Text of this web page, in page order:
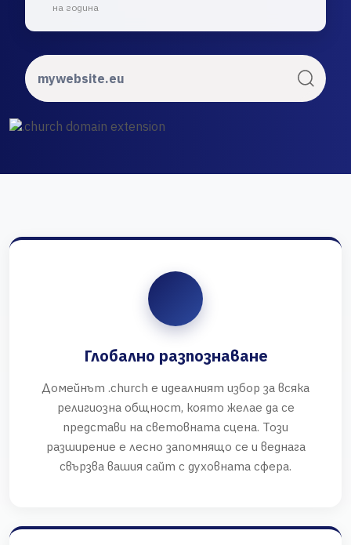
на година
Глобално разпознаване
Домейнът .church е идеалният избор за всяка
религиозна общност, която желае да се
представи на световната сцена. Този
разширение е лесно запомнящо се и веднага
свързва вашия сайт с духовната сфера.